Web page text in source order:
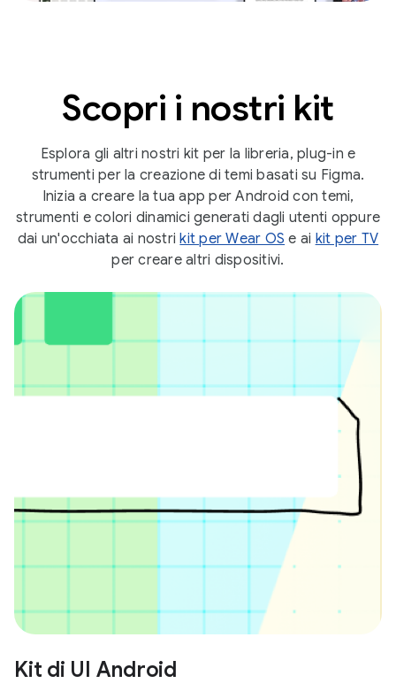
Scopri i nostri kit
Esplora gli altri nostri kit per la libreria, plug-in e
strumenti per la creazione di temi basati su Figma.
Inizia a creare la tua app per Android con temi,
strumenti e colori dinamici generati dagli utenti oppure
dai un'occhiata ai nostrikit per Wear OS e ai kit per TV
per creare altri dispositivi.
Kit di UI Android